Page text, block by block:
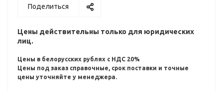
Поделиться
Цены действительны только для юридических
лиц.
Цены в белорусских рублях с НДС 20%
Цены под заказ справочные, срок поставки и точные
цены уточняйте у менеджера.